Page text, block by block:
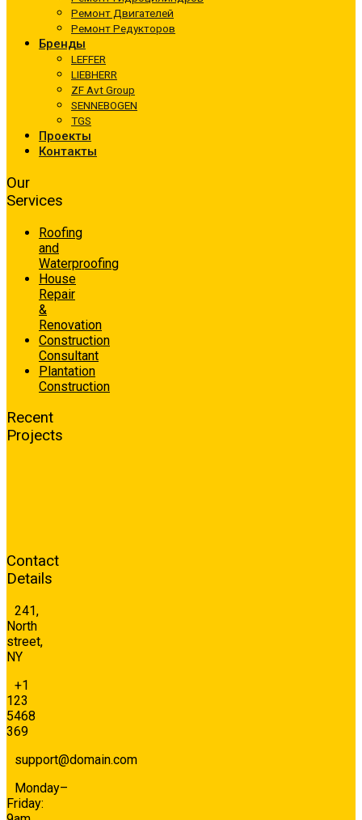
Ремонт Двигателей
Ремонт Редукторов
Бренды
LEFFER
LIEBHERR
ZF Avt Group
SENNEBOGEN
TGS
Проекты
Контакты
Our
Services
Roofing
and
Waterproofing
House
Repair
&
Renovation
Construction
Consultant
Plantation
Construction
Recent
Projects
Contact
Details
241,
North
street,
NY
+1
123
5468
369
support@domain.com
Monday–
Friday: